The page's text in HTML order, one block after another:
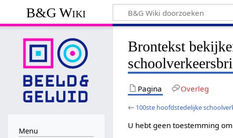
B&G Wiki
Brontekst
Pagina Overleg
← 100ste hoofdstedelijke
U hebt geen toestemming
Menu